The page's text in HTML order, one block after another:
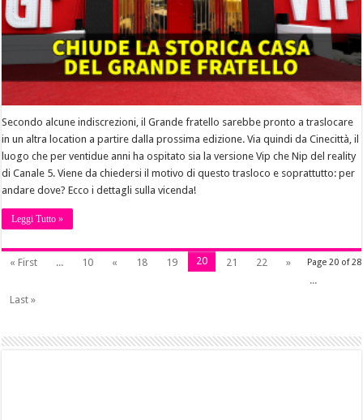
Secondo alcune indiscrezioni, il Grande fratello sarebbe pronto a traslocare
in un altra location a partire dalla prossima edizione. Via quindi da Cinecittà, il
luogo che per ventidue anni ha ospitato sia la versione Vip che Nip del reality
di Canale 5. Viene da chiedersi il motivo di questo trasloco e soprattutto: per
andare dove? Ecco i dettagli sulla vicenda!
Leggi Tutto »
Page 20 of 28
« First ... 10 « 18 19 20 21 22
»
...
Last »